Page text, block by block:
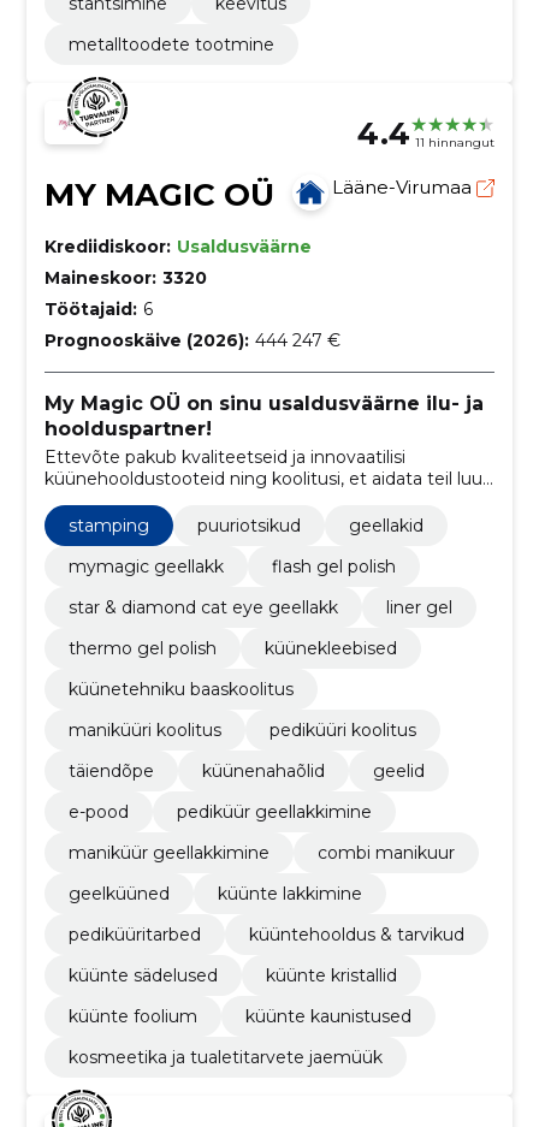
metalltoodete tootmine
4.4 11 hinnangut
MY MAGIC OÜ Lääne-Virumaa
Krediidiskoor: Usaldusväärne
Maineskoor: 3320
Töötajaid: 6
Prognooskäive (2026): 444 247 €
My Magic OÜ on sinu usaldusväärne ilu- ja
hoolduspartner!
Ettevõte pakub kvaliteetseid ja innovaatilisi
küünehooldustooteid ning koolitusi, et aidata teil luua
omaenda unikaalseid meisterdusi.
stamping
puuriotsikud
geellakid
mymagic geellakk
flash gel polish
star & diamond cat eye geellakk
liner gel
thermo gel polish
küünekleebised
küünetehniku baaskoolitus
maniküüri koolitus
pediküüri koolitus
täiendõpe
küünenahaõlid
geelid
e-pood
pediküür geellakkimine
maniküür geellakkimine
combi manikuur
geelküüned
küünte lakkimine
pediküüritarbed
küüntehooldus & tarvikud
küünte sädelused
küünte kristallid
küünte foolium
küünte kaunistused
kosmeetika ja tualetitarvete jaemüük